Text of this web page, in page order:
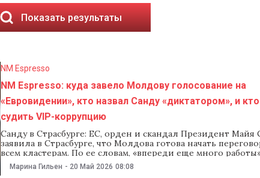
Показать результаты
NM Espresso
NM Espresso: куда завело Молдову голосование на
«Евровидении», кто назвал Санду «диктатором», и
судить VIP-коррупцию
Санду в Страсбурге: ЕС, орден и скандал Президент Майя
заявила в Страсбурге, что Молдова готова начать
всем кластерам. По ее словам, «впереди еще много
открытие переговоров позволит Молдове перейти к
этапам евроинтеграции. В Страсбурге Санду вручили
Марина Гильен - 20 Май 2026 08:08